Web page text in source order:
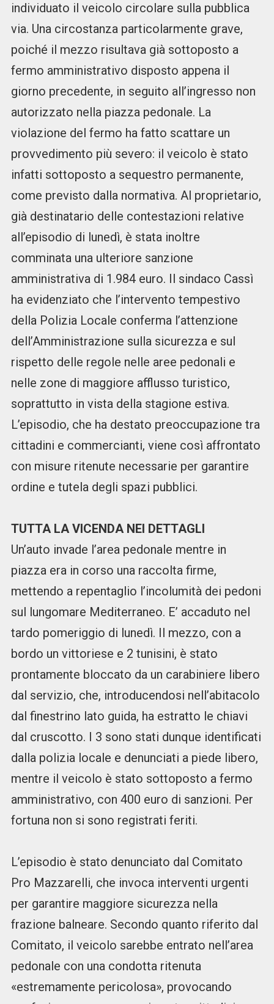
individuato il veicolo circolare sulla pubblica
via. Una circostanza particolarmente grave,
poiché il mezzo risultava già sottoposto a
fermo amministrativo disposto appena il
giorno precedente, in seguito all’ingresso non
autorizzato nella piazza pedonale. La
violazione del fermo ha fatto scattare un
provvedimento più severo: il veicolo è stato
infatti sottoposto a sequestro permanente,
come previsto dalla normativa. Al proprietario,
già destinatario delle contestazioni relative
all’episodio di lunedì, è stata inoltre
comminata una ulteriore sanzione
amministrativa di 1.984 euro. Il sindaco Cassì
ha evidenziato che l’intervento tempestivo
della Polizia Locale conferma l’attenzione
dell’Amministrazione sulla sicurezza e sul
rispetto delle regole nelle aree pedonali e
nelle zone di maggiore afflusso turistico,
soprattutto in vista della stagione estiva.
L’episodio, che ha destato preoccupazione tra
cittadini e commercianti, viene così affrontato
con misure ritenute necessarie per garantire
ordine e tutela degli spazi pubblici.
TUTTA LA VICENDA NEI DETTAGLI
Un’auto invade l’area pedonale mentre in
piazza era in corso una raccolta firme,
mettendo a repentaglio l’incolumità dei pedoni
sul lungomare Mediterraneo. E’ accaduto nel
tardo pomeriggio di lunedì. Il mezzo, con a
bordo un vittoriese e 2 tunisini, è stato
prontamente bloccato da un carabiniere libero
dal servizio, che, introducendosi nell’abitacolo
dal finestrino lato guida, ha estratto le chiavi
dal cruscotto. I 3 sono stati dunque identificati
dalla polizia locale e denunciati a piede libero,
mentre il veicolo è stato sottoposto a fermo
amministrativo, con 400 euro di sanzioni. Per
fortuna non si sono registrati feriti.
L’episodio è stato denunciato dal Comitato
Pro Mazzarelli, che invoca interventi urgenti
per garantire maggiore sicurezza nella
frazione balneare. Secondo quanto riferito dal
Comitato, il veicolo sarebbe entrato nell’area
pedonale con una condotta ritenuta
«estremamente pericolosa», provocando